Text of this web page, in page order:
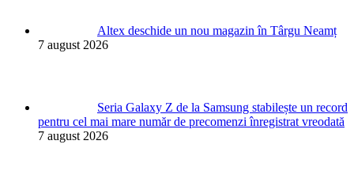
Altex deschide un nou magazin în Târgu Neamț
7 august 2026
Seria Galaxy Z de la Samsung stabilește un record
pentru cel mai mare număr de precomenzi înregistrat vreodată
7 august 2026